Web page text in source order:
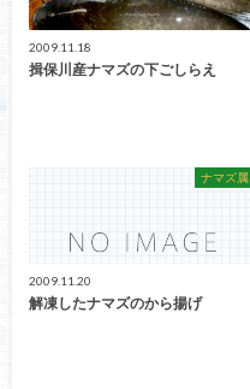
2009.11.18
揖保川産ナマズの下ごしらえ
ナマズ属
2009.11.20
解凍したナマズのから揚げ